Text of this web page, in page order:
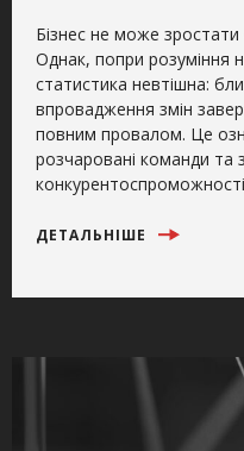
Бізнес не може
Однак, попри розуміння
статистика невтішна:
впровадження змін
повним провалом. Це
розчаровані команди та
ДЕТАЛЬНІШЕ